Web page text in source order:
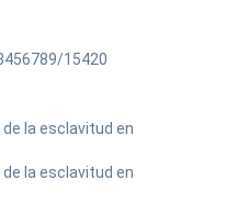
15420
la esclavitud en
la esclavitud en